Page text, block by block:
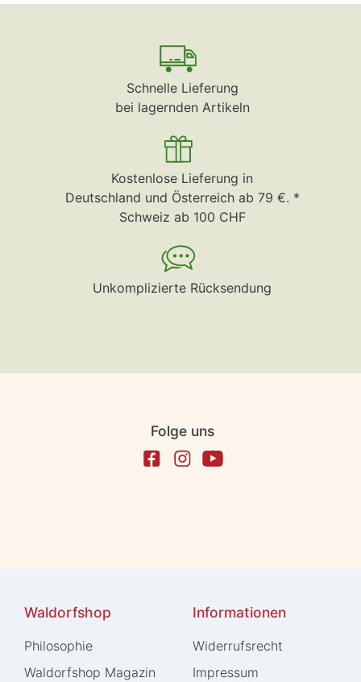
Schnelle Lieferung
bei lagernden Artikeln
Kostenlose Lieferung in
Deutschland und Österreich ab 79 €. *
Schweiz ab 100 CHF
Unkomplizierte Rücksendung
Folge uns
Waldorfshop
Philosophie
Waldorfshop Magazin
Informationen
Widerrufs­recht
Impressum